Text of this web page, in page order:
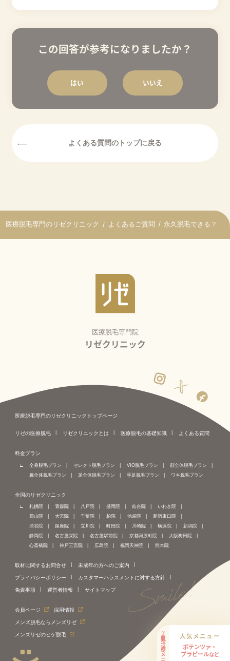
この回答が参考になりましたか？
はい いいえ
よくあるご質問 永久脱毛できる？
美肌治療メニュー 人気メニュー
ポテンツァ・
プラピールなど
医療脱毛専門院
リゼクリニック
医療脱毛専門のリゼクリニックトップページ
リゼの医療脱毛 リゼクリニックとは 医療脱毛の基礎知識 よくある質問
料金プラン
全身脱毛プラン セレクト脱毛プラン VIO脱毛プラン
顔全体脱毛プラン
腕全体脱毛プラン
足全体脱毛プラン 手足脱毛プラン ワキ脱毛プラン
全国のリゼクリニック
札幌院 青森院 八戸院 盛岡院 仙台院
いわき院
郡山院
大宮院 千葉院 柏院 池袋院
新宿東口院
渋谷院
銀座院 立川院 町田院 川崎院 横浜院
新潟院
静岡院
名古屋栄院 名古屋駅前院 京都河原町院
大阪梅田院
心斎橋院
神戸三宮院 広島院 福岡天神院 熊本院
取材に関するお問合せ 未成年の方へのご案内
プライバシーポリシー カスタマーハラスメントに対する方針
免責事項 運営者情報 サイトマップ
会員ページ 採用情報
メンズ脱毛ならメンズリゼ
メンズリゼのヒゲ脱毛